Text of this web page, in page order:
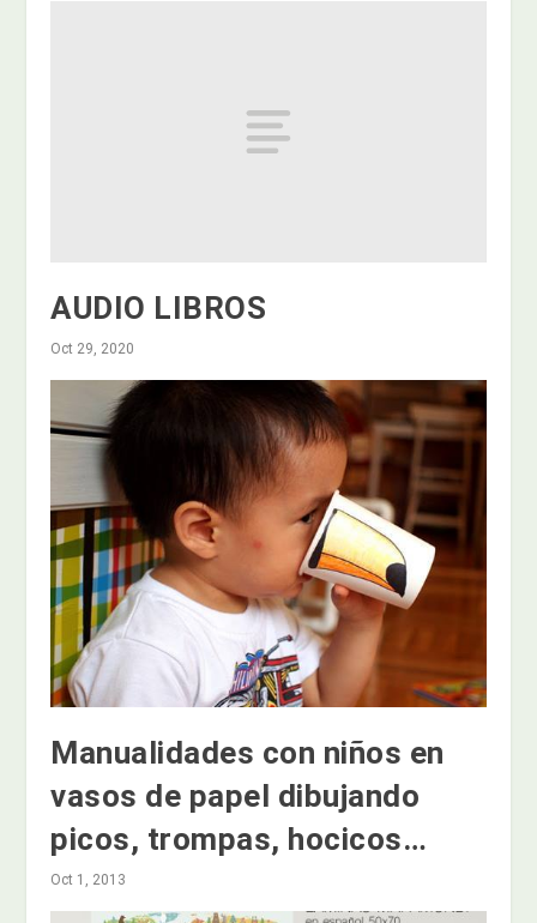
AUDIO LIBROS
Oct 29, 2020
Manualidades con niños en
vasos de papel dibujando
picos, trompas, hocicos…
Oct 1, 2013